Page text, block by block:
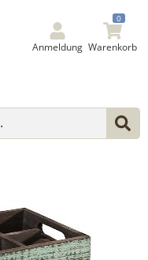
Anmeldung
0
Warenkorb